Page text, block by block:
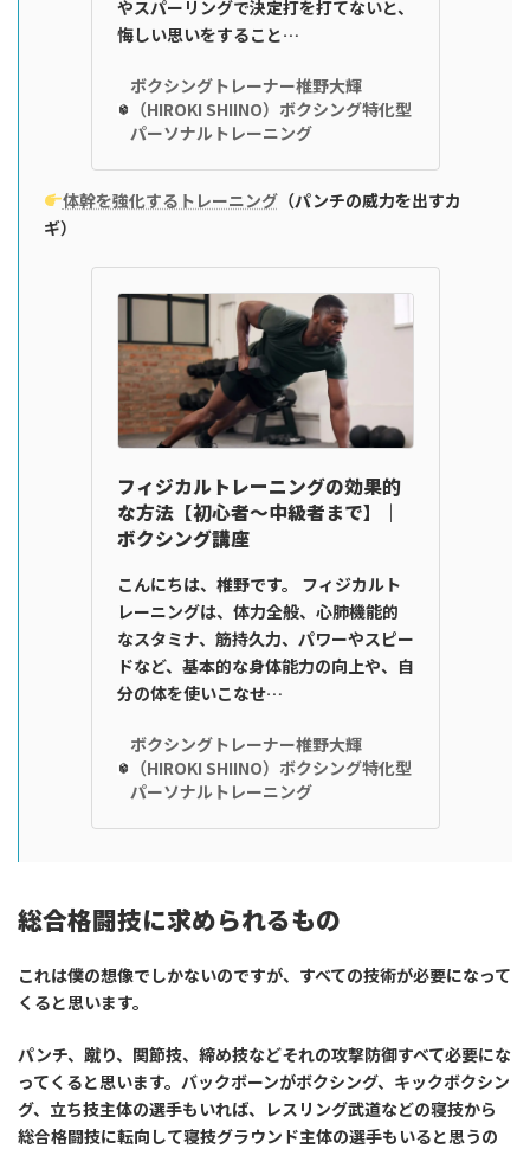
やスパーリングで決定打を打てないと、
悔しい思いをすること…
ボクシングトレーナー椎野大輝
（HIROKI SHIINO）ボクシング特化型
パーソナルトレーニング
体幹を強化するトレーニング（パンチの威力を出すカ
ギ）
フィジカルトレーニングの効果的
な方法【初心者〜中級者まで】｜
ボクシング講座
こんにちは、椎野です。 フィジカルト
レーニングは、体力全般、心肺機能的
なスタミナ、筋持久力、パワーやスピー
ドなど、基本的な身体能力の向上や、自
分の体を使いこなせ…
ボクシングトレーナー椎野大輝
（HIROKI SHIINO）ボクシング特化型
パーソナルトレーニング
総合格闘技に求められるもの
これは僕の想像でしかないのですが、すべての技術が必要になって
くると思います。
パンチ、蹴り、関節技、締め技などそれの攻撃防御すべて必要にな
ってくると思います。バックボーンがボクシング、キックボクシン
グ、立ち技主体の選手もいれば、レスリング武道などの寝技から
総合格闘技に転向して寝技グラウンド主体の選手もいると思うの